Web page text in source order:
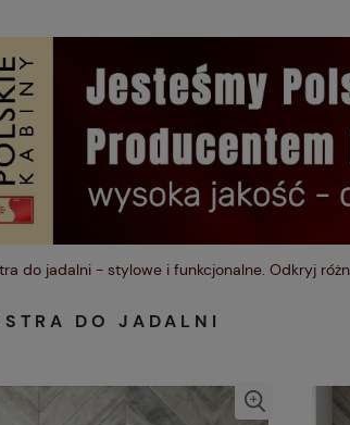
do jadalni - stylowe i funkcjonalne. Odkryj
DO JADALNI